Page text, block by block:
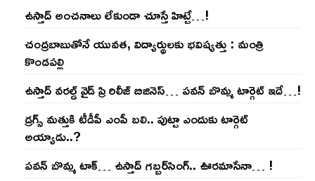
ఉస్తాద్ అంచ‌నాలు లేకుండా చూస్తే హిట్టే…!
చంద్ర‌బాబుతోనే యువ‌త‌, విద్యార్థుల‌కు భ‌విష్య‌త్తు : మంత్రి
కొండ‌ప‌ల్లి
ఉస్తాద్ వ‌ర‌ల్డ్ వైడ్ ప్రి రిలీజ్ బిజినెస్‌… ప‌వ‌న్ బొమ్మ టార్గెట్ ఇదే…!
డ్రగ్స్ మత్తుకి టీడీపీ ఎంపీ బలి.. పుట్టా ఎందుకు టార్గెట్
అయ్యాడు..?
ప‌వ‌న్ బొమ్మ టాక్‌… ఉస్తాద్ గ‌బ్బ‌ర్‌సింగ్‌.. ఊర‌మాసేనా… !